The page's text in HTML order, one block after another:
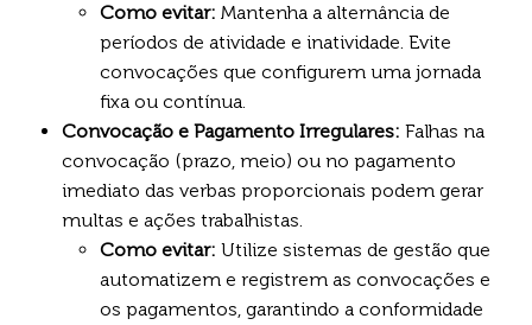
Como evitar: Mantenha a alternância de
períodos de atividade e inatividade. Evite
convocações que configurem uma jornada
fixa ou contínua.
Convocação e Pagamento Irregulares: Falhas na
convocação (prazo, meio) ou no pagamento
imediato das verbas proporcionais podem gerar
multas e ações trabalhistas.
Como evitar: Utilize sistemas de gestão que
automatizem e registrem as convocações e
os pagamentos, garantindo a conformidade